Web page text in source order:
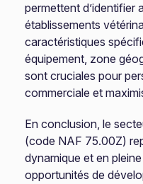
permettent d’identifier
établissements
caractéristiques
équipement, zone
sont cruciales pour
commerciale et
En conclusion, le
(code NAF 75.00Z)
dynamique et en
opportunités de